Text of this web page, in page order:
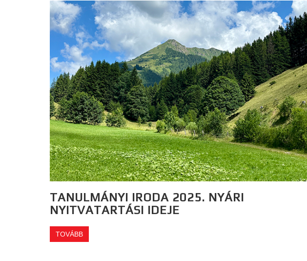
TANULMÁNYI IRODA 2025. NYÁRI
NYITVATARTÁSI IDEJE
TOVÁBB